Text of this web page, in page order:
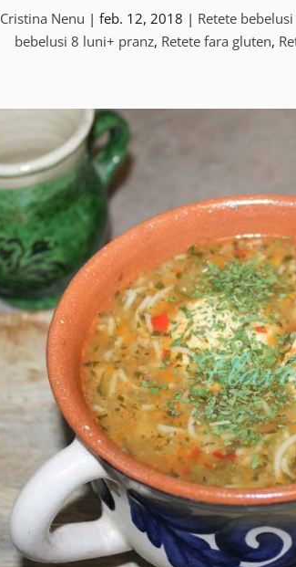
Cristina Nenu | feb. 12, 2018 | Retete
bebelusi 8 luni+ pranz, Retete fara gluten,